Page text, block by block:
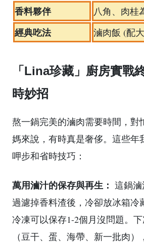
香料夥伴
八角、肉桂
經典吃法 滷肉飯 (配
「Lina珍藏」廚房實戰
時妙招
熬一鍋完美的滷肉需要時間，對
媽來說，有時真是奢侈。這些年
呷步和省時技巧：
萬用滷汁的保存與再生： 這鍋滷
過濾掉香料渣後，冷卻放冰箱冷
冷凍可以保存1-2個月沒問題。
（豆干、蛋、海帶、新一批肉